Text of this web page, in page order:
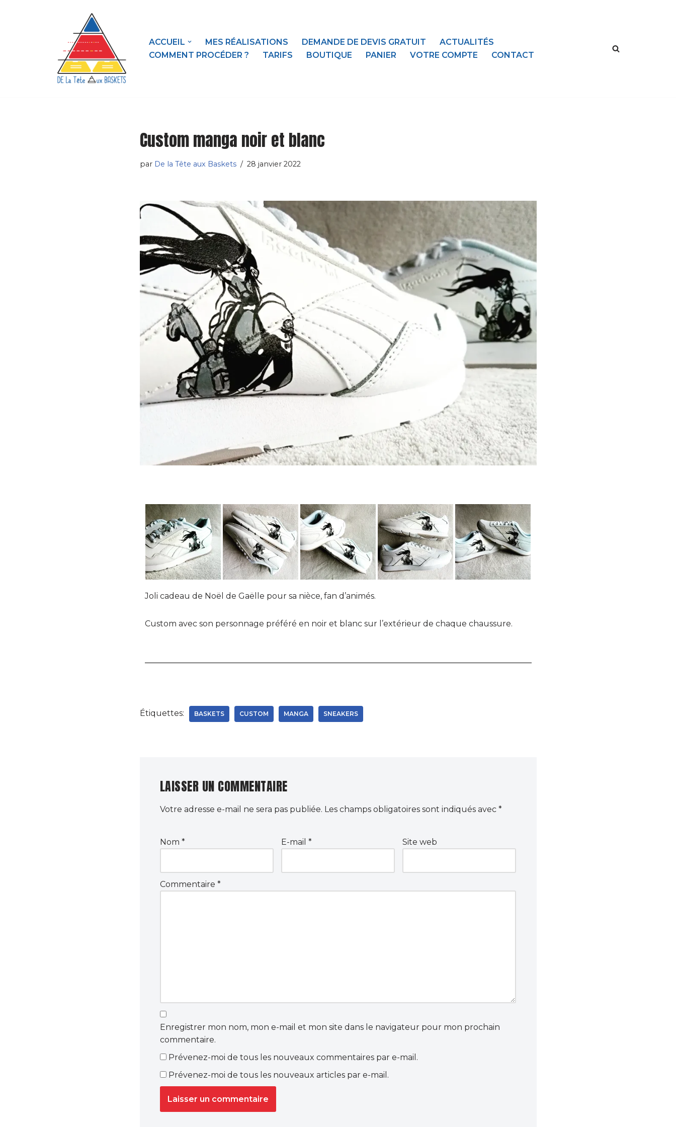
ACCUEIL MES RÉALISATIONS DEMANDE DE DEVIS GRATUIT
ACTUALITÉS
COMMENT PROCÉDER ?
TARIFS BOUTIQUE PANIER VOTRE COMPTE CONTACT
Custom manga noir et blanc
par De la Tête aux Baskets 28 janvier 2022
Joli cadeau de Noël de Gaëlle pour sa nièce, fan d’animés.
Custom avec son personnage préféré en noir et blanc sur l’extérieur de chaque chaussure.
Étiquettes: BASKETS CUSTOM MANGA SNEAKERS
LAISSER UN COMMENTAIRE
Votre adresse e-mail ne sera pas publiée. Les champs obligatoires sont indiqués avec *
Nom * E-mail * Site web
Commentaire *
Enregistrer mon nom, mon e-mail et mon site dans le navigateur pour mon prochain
commentaire.
Prévenez-moi de tous les nouveaux commentaires par e-mail.
Prévenez-moi de tous les nouveaux articles par e-mail.